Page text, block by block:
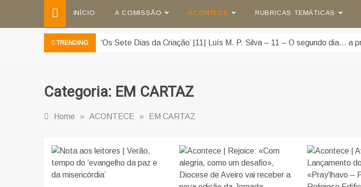
INÍCIO A COMISSÃO ACONTECE RUBRICAS TEMÁTICAS
TRENDING ‘Os Sete Dias da Criação’ |11| Luís M. P. Silva – 11 – O segundo dia… a
Categoria: EM CARTAZ
Home » ACONTECE » EM CARTAZ